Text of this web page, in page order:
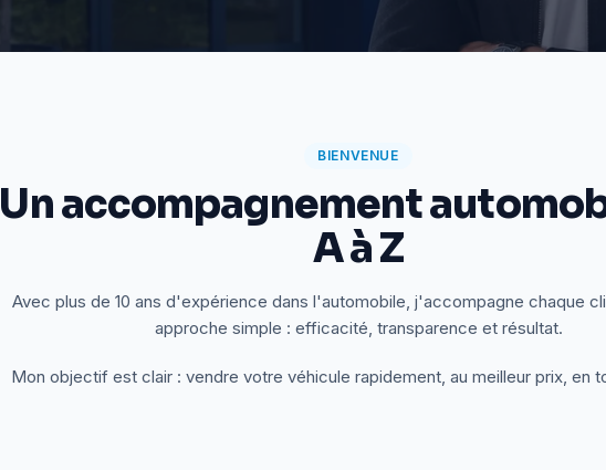
BIENVENUE
Un accompagnement
A à Z
Avec plus de 10 ans d'expérience dans l'automobile, j'accompagne chaque
approche simple : efficacité, transparence et résultat.
Mon objectif est clair : vendre votre véhicule rapidement, au meilleur prix, en